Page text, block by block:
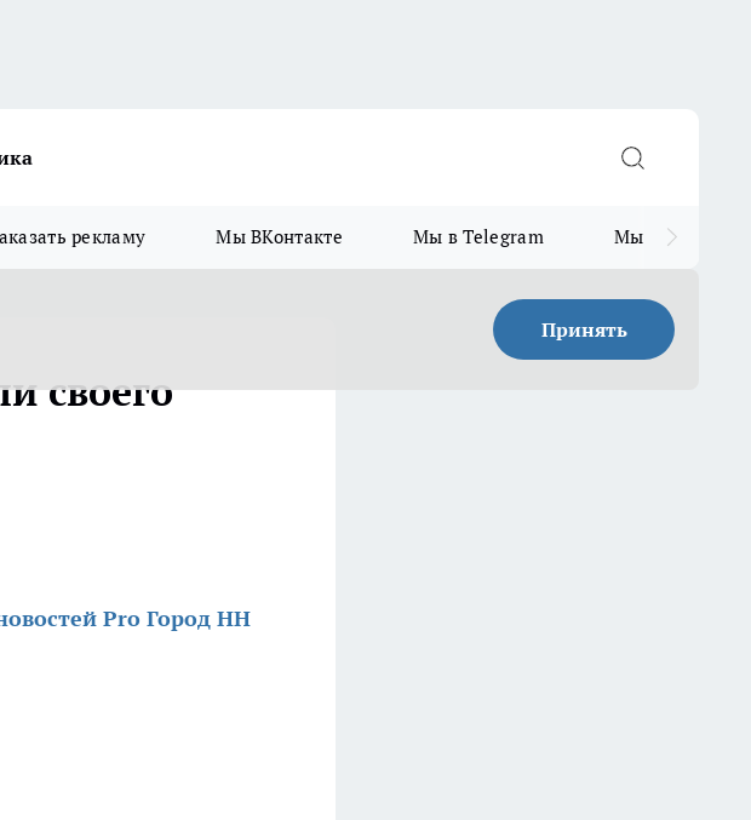
рекламу Мы ВКонтакте Мы в Telegram Мы в MAX
Принять
своего
Pro Город НН